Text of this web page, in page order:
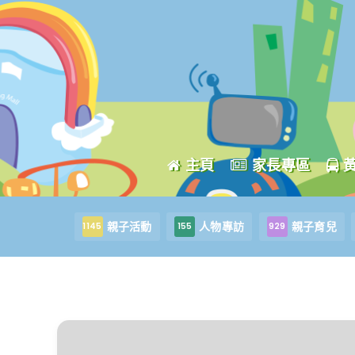
主頁 家長專區
1145 親子活動 155 人物專訪 929 親子育兒